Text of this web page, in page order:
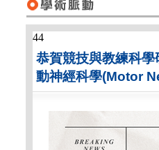
44
恭賀競技與教練科
動神經科學(Motor